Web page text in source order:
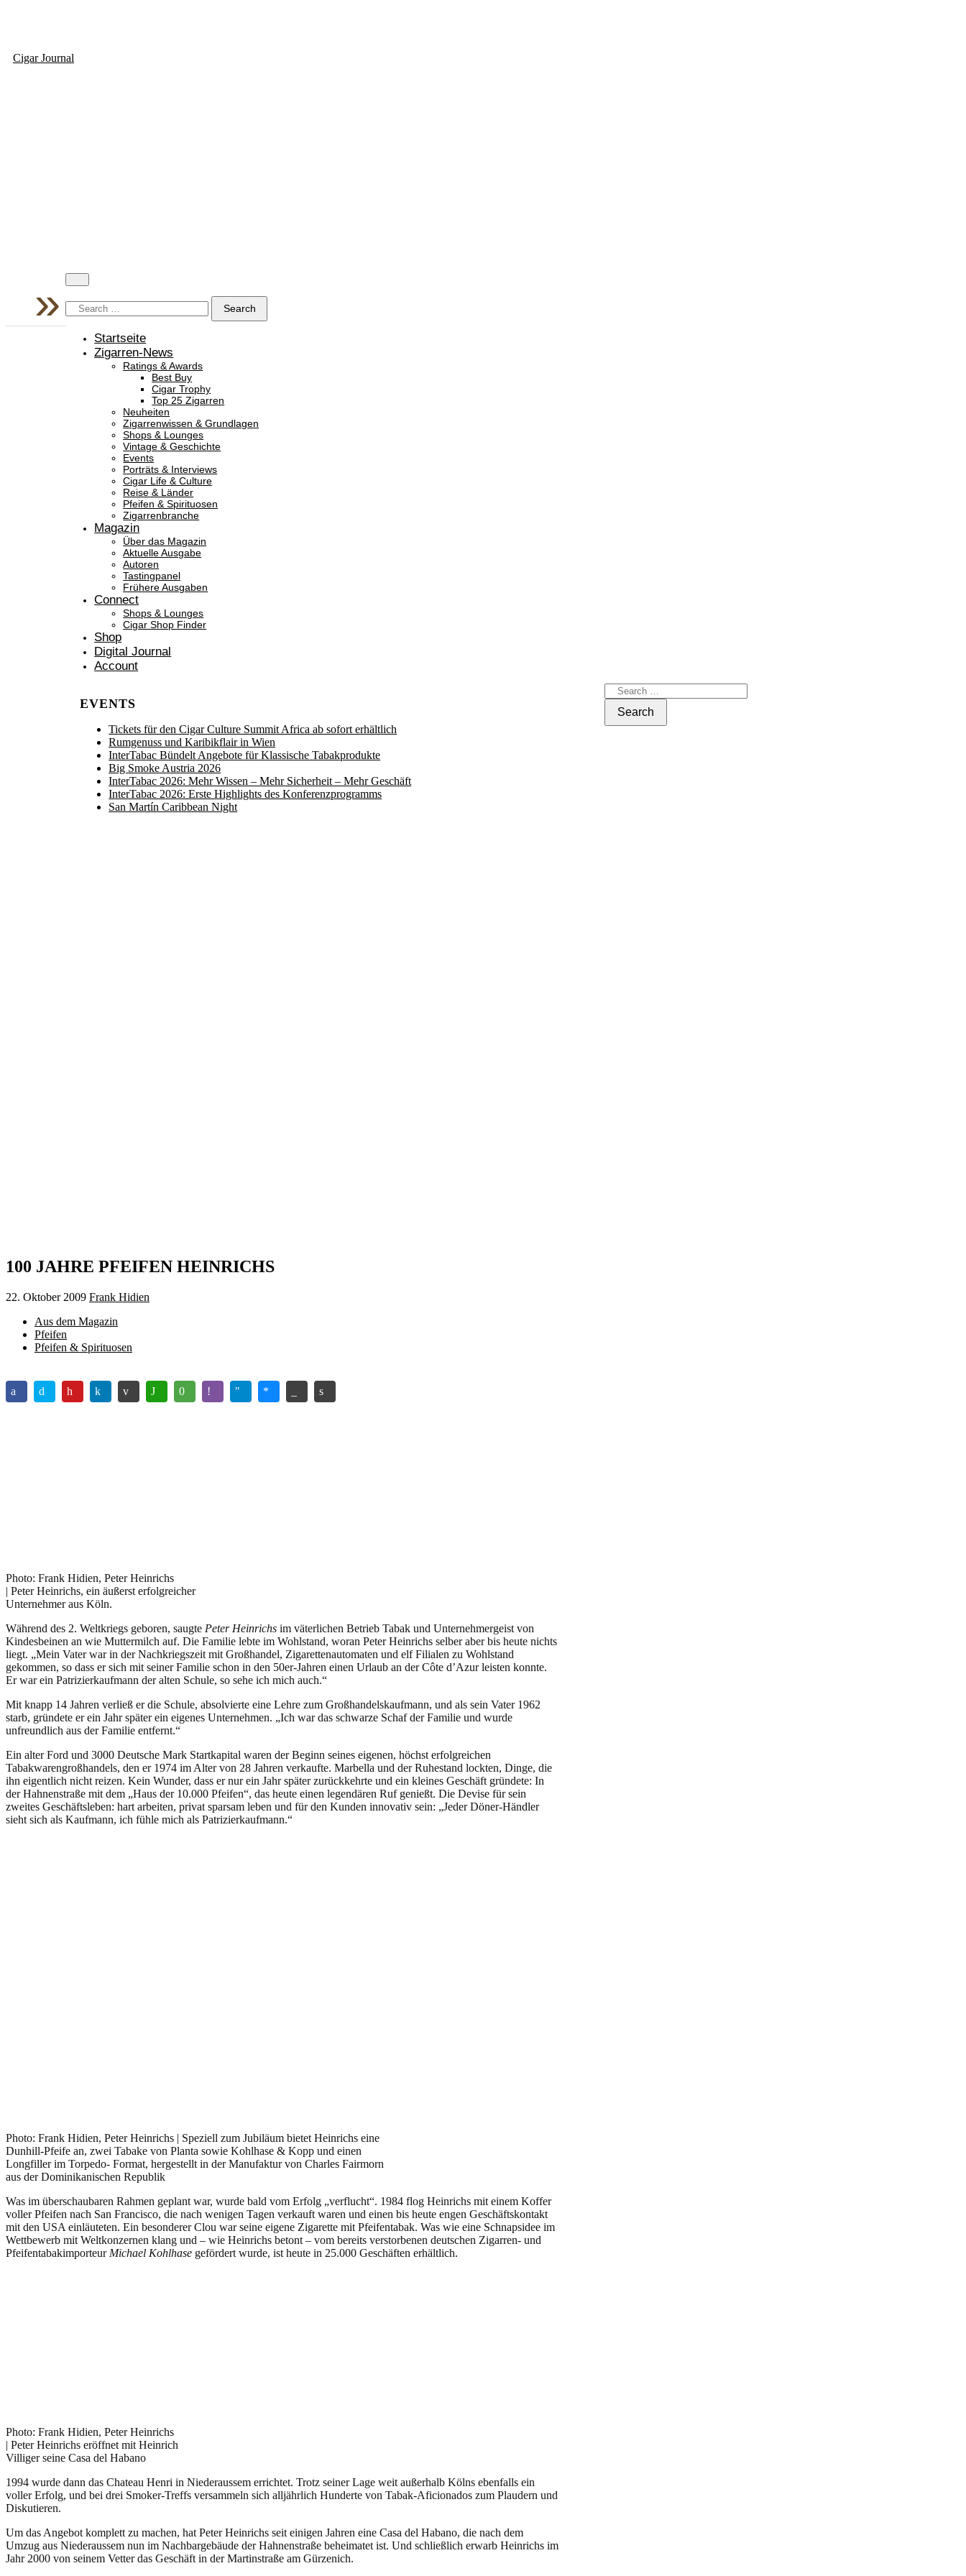
Cigar Journal
Startseite
Zigarren-News
Ratings & Awards
Best Buy
Cigar Trophy
Top 25 Zigarren
Neuheiten
Zigarrenwissen & Grundlagen
Shops & Lounges
Vintage & Geschichte
Events
Porträts & Interviews
Cigar Life & Culture
Reise & Länder
Pfeifen & Spirituosen
Zigarrenbranche
Magazin
Über das Magazin
Aktuelle Ausgabe
Autoren
Tastingpanel
Frühere Ausgaben
Connect
Shops & Lounges
Cigar Shop Finder
Shop
Digital Journal
Account
EVENTS
Tickets für den Cigar Culture Summit Africa ab sofort erhältlich
Rumgenuss und Karibikflair in Wien
InterTabac Bündelt Angebote für Klassische Tabakprodukte
Big Smoke Austria 2026
InterTabac 2026: Mehr Wissen – Mehr Sicherheit – Mehr Geschäft
InterTabac 2026: Erste Highlights des Konferenzprogramms
San Martín Caribbean Night
100 JAHRE PFEIFEN HEINRICHS
22. Oktober 2009 Frank Hidien
Aus dem Magazin
Pfeifen
Pfeifen & Spirituosen
Photo: Frank Hidien, Peter Heinrichs
| Peter Heinrichs, ein äußerst erfolgreicher
Unternehmer aus Köln.
Während des 2. Weltkriegs geboren, saugte Peter Heinrichs im väterlichen Betrieb Tabak und Unternehmergeist von
Kindesbeinen an wie Muttermilch auf. Die Familie lebte im Wohlstand, woran Peter Heinrichs selber aber bis heute nichts
liegt. „Mein Vater war in der Nachkriegszeit mit Großhandel, Zigarettenautomaten und elf Filialen zu Wohlstand
gekommen, so dass er sich mit seiner Familie schon in den 50er-Jahren einen Urlaub an der Côte d’Azur leisten konnte.
Er war ein Patrizierkaufmann der alten Schule, so sehe ich mich auch.“
Mit knapp 14 Jahren verließ er die Schule, absolvierte eine Lehre zum Großhandelskaufmann, und als sein Vater 1962
starb, gründete er ein Jahr später ein eigenes Unternehmen. „Ich war das schwarze Schaf der Familie und wurde
unfreundlich aus der Familie entfernt.“
Ein alter Ford und 3000 Deutsche Mark Startkapital waren der Beginn seines eigenen, höchst erfolgreichen
Tabakwarengroßhandels, den er 1974 im Alter von 28 Jahren verkaufte. Marbella und der Ruhestand lockten, Dinge, die
ihn eigentlich nicht reizen. Kein Wunder, dass er nur ein Jahr später zurückkehrte und ein kleines Geschäft gründete: In
der Hahnenstraße mit dem „Haus der 10.000 Pfeifen“, das heute einen legendären Ruf genießt. Die Devise für sein
zweites Geschäftsleben: hart arbeiten, privat sparsam leben und für den Kunden innovativ sein: „Jeder Döner-Händler
sieht sich als Kaufmann, ich fühle mich als Patrizierkaufmann.“
Photo: Frank Hidien, Peter Heinrichs | Speziell zum Jubiläum bietet Heinrichs eine
Dunhill-Pfeife an, zwei Tabake von Planta sowie Kohlhase & Kopp und einen
Longfiller im Torpedo- Format, hergestellt in der Manufaktur von Charles Fairmorn
aus der Dominikanischen Republik
Was im überschaubaren Rahmen geplant war, wurde bald vom Erfolg „verflucht“. 1984 flog Heinrichs mit einem Koffer
voller Pfeifen nach San Francisco, die nach wenigen Tagen verkauft waren und einen bis heute engen Geschäftskontakt
mit den USA einläuteten. Ein besonderer Clou war seine eigene Zigarette mit Pfeifentabak. Was wie eine Schnapsidee im
Wettbewerb mit Weltkonzernen klang und – wie Heinrichs betont – vom bereits verstorbenen deutschen Zigarren- und
Pfeifentabakimporteur Michael Kohlhase gefördert wurde, ist heute in 25.000 Geschäften erhältlich.
Photo: Frank Hidien, Peter Heinrichs
| Peter Heinrichs eröffnet mit Heinrich
Villiger seine Casa del Habano
1994 wurde dann das Chateau Henri in Niederaussem errichtet. Trotz seiner Lage weit außerhalb Kölns ebenfalls ein
voller Erfolg, und bei drei Smoker-Treffs versammeln sich alljährlich Hunderte von Tabak-Aficionados zum Plaudern und
Diskutieren.
Um das Angebot komplett zu machen, hat Peter Heinrichs seit einigen Jahren eine Casa del Habano, die nach dem
Umzug aus Niederaussem nun im Nachbargebäude der Hahnenstraße beheimatet ist. Und schließlich erwarb Heinrichs im
Jahr 2000 von seinem Vetter das Geschäft in der Martinstraße am Gürzenich.